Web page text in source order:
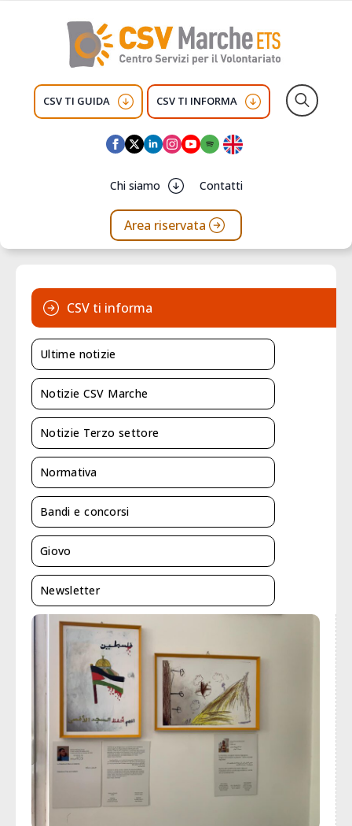
CSV TI GUIDA CSV TI INFORMA
Chi siamo Contatti
Area riservata
CSV ti informa
Ultime notizie
Notizie CSV Marche
Notizie Terzo settore
Normativa
Bandi e concorsi
Giovo
Newsletter